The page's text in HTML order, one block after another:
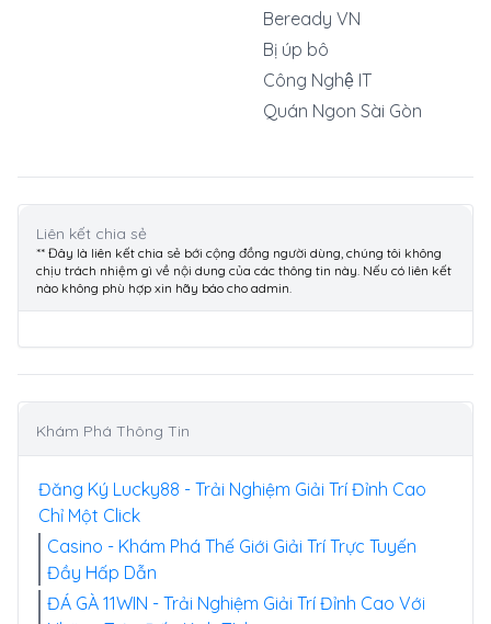
Beready VN
Bị úp bô
Công Nghệ IT
Quán Ngon Sài Gòn
Liên kết chia sẻ
** Đây là liên kết chia sẻ bới cộng đồng người dùng, chúng tôi không
chịu trách nhiệm gì về nội dung của các thông tin này. Nếu có liên kết
nào không phù hợp xin hãy báo cho admin.
Khám Phá Thông Tin
Đăng Ký Lucky88 - Trải Nghiệm Giải Trí Đỉnh Cao
Chỉ Một Click
Casino - Khám Phá Thế Giới Giải Trí Trực Tuyến
Đầy Hấp Dẫn
ĐÁ GÀ 11WIN - Trải Nghiệm Giải Trí Đỉnh Cao Với